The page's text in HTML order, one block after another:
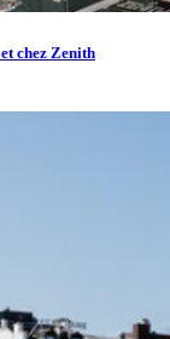
chez Zenith